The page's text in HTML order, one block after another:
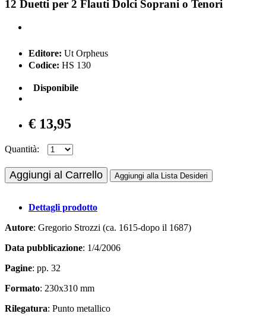
12 Duetti per 2 Flauti Dolci Soprani o Tenori
Editore: Ut Orpheus
Codice: HS 130
Disponibile
€ 13,95
Quantità:
Aggiungi al Carrello Aggiungi alla Lista Desideri
Dettagli prodotto
Autore: Gregorio Strozzi (ca. 1615-dopo il 1687)
Data pubblicazione: 1/4/2006
Pagine: pp. 32
Formato: 230x310 mm
Rilegatura: Punto metallico